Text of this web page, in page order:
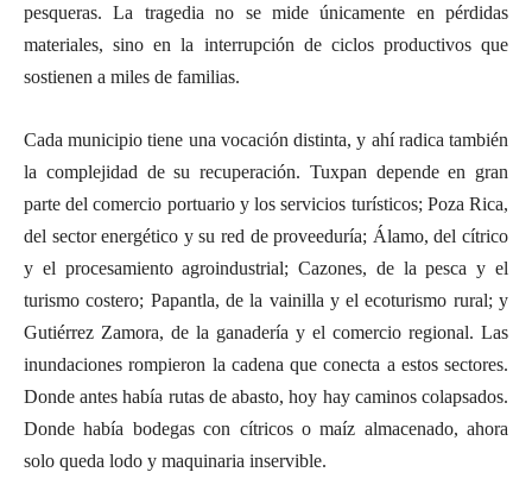
pesqueras. La tragedia no se mide únicamente en pérdidas
materiales, sino en la interrupción de ciclos productivos que
sostienen a miles de familias.
Cada municipio tiene una vocación distinta, y ahí radica también
la complejidad de su recuperación. Tuxpan depende en gran
parte del comercio portuario y los servicios turísticos; Poza Rica,
del sector energético y su red de proveeduría; Álamo, del cítrico
y el procesamiento agroindustrial; Cazones, de la pesca y el
turismo costero; Papantla, de la vainilla y el ecoturismo rural; y
Gutiérrez Zamora, de la ganadería y el comercio regional. Las
inundaciones rompieron la cadena que conecta a estos sectores.
Donde antes había rutas de abasto, hoy hay caminos colapsados.
Donde había bodegas con cítricos o maíz almacenado, ahora
solo queda lodo y maquinaria inservible.